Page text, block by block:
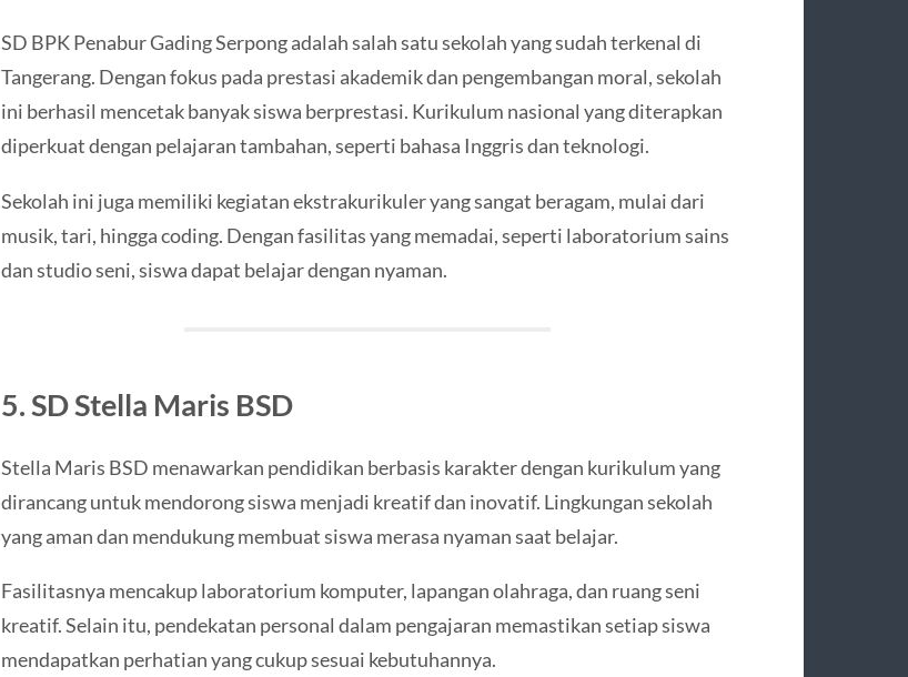
SD BPK Penabur Gading Serpong adalah salah satu sekolah yang sudah terkenal di
Tangerang. Dengan fokus pada prestasi akademik dan pengembangan moral, sekolah
ini berhasil mencetak banyak siswa berprestasi. Kurikulum nasional yang diterapkan
diperkuat dengan pelajaran tambahan, seperti bahasa Inggris dan teknologi.
Sekolah ini juga memiliki kegiatan ekstrakurikuler yang sangat beragam, mulai dari
musik, tari, hingga coding. Dengan fasilitas yang memadai, seperti laboratorium sains
dan studio seni, siswa dapat belajar dengan nyaman.
5. SD Stella Maris BSD
Stella Maris BSD menawarkan pendidikan berbasis karakter dengan kurikulum yang
dirancang untuk mendorong siswa menjadi kreatif dan inovatif. Lingkungan sekolah
yang aman dan mendukung membuat siswa merasa nyaman saat belajar.
Fasilitasnya mencakup laboratorium komputer, lapangan olahraga, dan ruang seni
kreatif. Selain itu, pendekatan personal dalam pengajaran memastikan setiap siswa
mendapatkan perhatian yang cukup sesuai kebutuhannya.